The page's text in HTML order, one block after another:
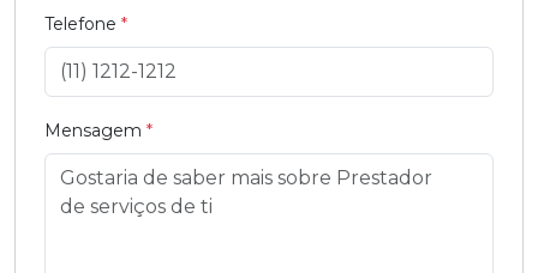
Telefone *
Mensagem *